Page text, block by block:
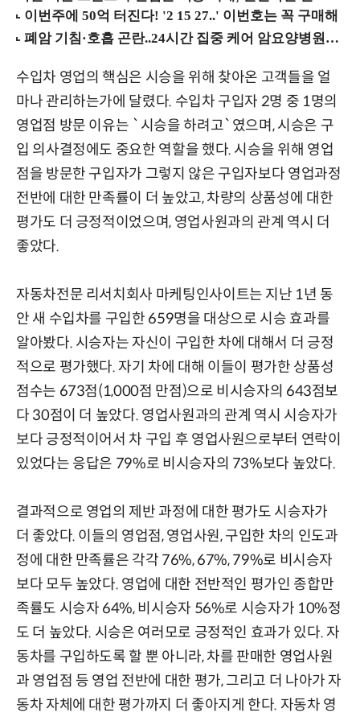
수입차 영업의 핵심은 시승을 위해 찾아온 고객들을 얼
마나 관리하는가에 달렸다. 수입차 구입자 2명 중 1명의
영업점 방문 이유는 `시승을 하려고`였으며, 시승은 구
입 의사결정에도 중요한 역할을 했다. 시승을 위해 영업
점을 방문한 구입자가 그렇지 않은 구입자보다 영업과정
전반에 대한 만족률이 더 높았고, 차량의 상품성에 대한
평가도 더 긍정적이었으며, 영업사원과의 관계 역시 더
좋았다.
자동차전문 리서치회사 마케팅인사이트는 지난 1년 동
안 새 수입차를 구입한 659명을 대상으로 시승 효과를
알아봤다. 시승자는 자신이 구입한 차에 대해서 더 긍정
적으로 평가했다. 자기 차에 대해 이들이 평가한 상품성
점수는 673점(1,000점 만점)으로 비시승자의 643점보
다 30점이 더 높았다. 영업사원과의 관계 역시 시승자가
보다 긍정적이어서 차 구입 후 영업사원으로부터 연락이
있었다는 응답은 79%로 비시승자의 73%보다 높았다.
결과적으로 영업의 제반 과정에 대한 평가도 시승자가
더 좋았다. 이들의 영업점, 영업사원, 구입한 차의 인도과
정에 대한 만족률은 각각 76%, 67%, 79%로 비시승자
보다 모두 높았다. 영업에 대한 전반적인 평가인 종합만
족률도 시승자 64%, 비시승자 56%로 시승자가 10%정
도 더 높았다. 시승은 여러모로 긍정적인 효과가 있다. 자
동차를 구입하도록 할 뿐 아니라, 차를 판매한 영업사원
과 영업점 등 영업 전반에 대한 평가, 그리고 더 나아가 자
동차 자체에 대한 평가까지 더 좋아지게 한다. 자동차 영